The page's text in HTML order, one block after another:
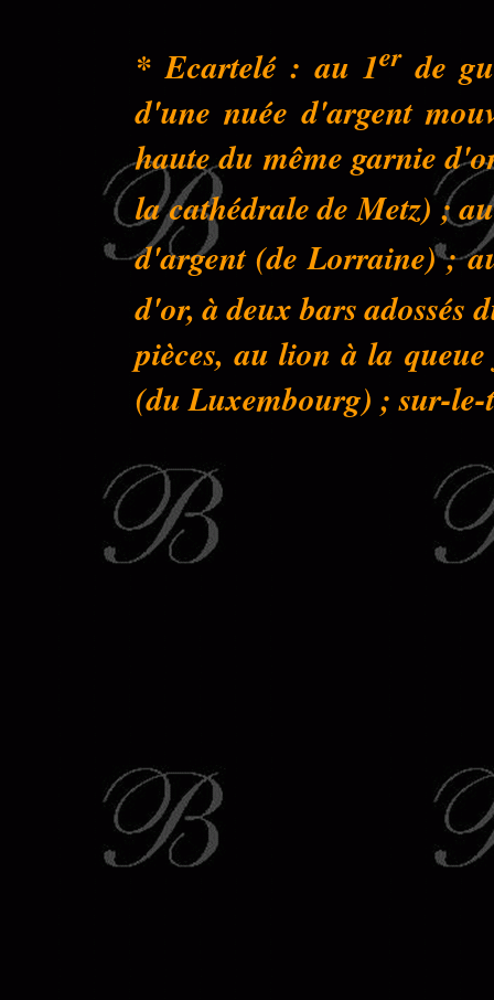
* Ecartelé : au 1erde
d'une nuée d'argent
haute du même garnie
la cathédrale de Metz) ;
d'argent (de Lorraine) ;
d'or, à deux bars adossés
pièces, au lion à la
(du Luxembourg) ; sur-le-